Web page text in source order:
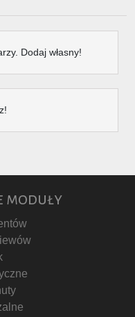
Dodaj własny!
moduły